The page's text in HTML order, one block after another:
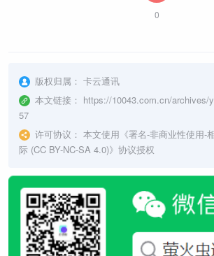
0
版权归属： 卡云通讯
本文链接： https://10043.com.cn/archives/
57
许可协议： 本文使用《署名-非商业性使用-
际 (CC BY-NC-SA 4.0)》协议授权